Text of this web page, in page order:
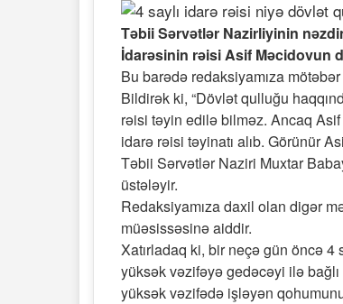
Təbii Sərvətlər Nazirliyinin
İdarəsinin rəisi Asif Məcidovun
Bu barədə redaksiyamıza
Bildirək ki, “Dövlət qulluğu
rəisi təyin edilə bilməz. Ancaq
idarə rəisi təyinatı alıb. Görünür
Təbii Sərvətlər Naziri Muxtar
üstələyir.
Redaksiyamıza daxil olan digər
müəsissəsinə aiddir.
Xatırladaq ki, bir neçə gün öncə
yüksək vəzifəyə gedəcəyi ilə
yüksək vəzifədə işləyən